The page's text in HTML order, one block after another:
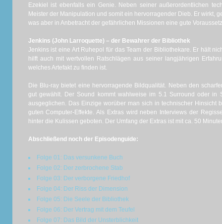
Ezekiel ist ebenfalls ein Genie. Neben seiner außerordentlichen
Meister der Manipulation und somit ein hervorragender Dieb. Er wirkt,
was aber in Anbetracht der gefährlichen Missionen eine gute
Jenkins (John Larroquette) – der Bewahrer der Bibliothek
Jenkins ist eine Art Ruhepol für das Team der Bibliothekare. Er hält
hilft auch mit wertvollen Ratschlägen aus seiner langjährigen
welches Artefakt zu finden ist.
Die Blu-ray bietet eine hervorragende Bildqualität. Neben den
gut gewählt. Der Sound kommt wahlweise im 5.1 Surround oder in
ausgeglichen. Das Einzige worüber man sich in technischer Hinsicht
guten Computer-Effekte. Als Extras wird neben Interviews der
hinter die Kulissen geboten. Der Umfang der Extras ist mit ca. 50
Abschließend noch der Episodenguide:
Folge 01: Das versunkene Buch
Folge 02: Der zerbrochene Stab
Folge 03: Der verborgene Friedhof
Folge 04: Der Riss der Dimension
Folge 05: Die Seele der Bibliothek
Folge 06: Der Vertrag mit dem Teufel
Folge 07: Das Bild der Unsterblichkeit